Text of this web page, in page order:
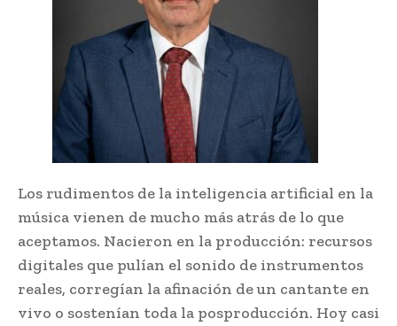
Los rudimentos de la inteligencia artificial en la
música vienen de mucho más atrás de lo que
aceptamos. Nacieron en la producción: recursos
digitales que pulían el sonido de instrumentos
reales, corregían la afinación de un cantante en
vivo o sostenían toda la posproducción. Hoy casi